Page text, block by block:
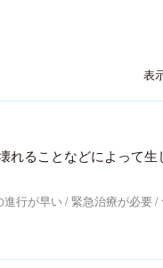
表
れることなどによって生
進行が早い 緊急治療が必要